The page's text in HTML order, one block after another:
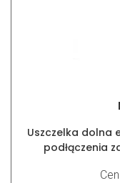
Uszczelka dolna
podłączenia